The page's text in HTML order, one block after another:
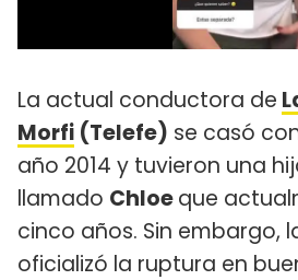
La actual conductora de
Morfi (Telefe) se casó
año 2014 y tuvieron una
llamado Chloeque
cinco años. Sin embargo,
oficializó la ruptura en